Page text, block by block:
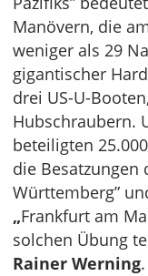
Manövern, die
weniger als 29
gigantischer
drei US-U-
Hubschraubern.
beteiligten
die Besatzungen
Württemberg”
„Frankfurt am
solchen Übung
Rainer Werning.